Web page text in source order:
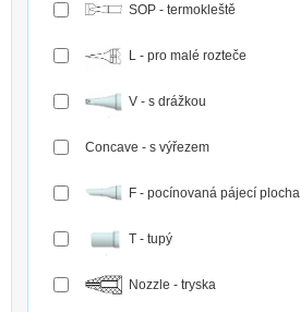
SOP - termokleště
L - pro malé rozteče
V - s drážkou
Concave - s výřezem
F - pocínovaná pájecí plocha
T - tupý
Nozzle - tryska